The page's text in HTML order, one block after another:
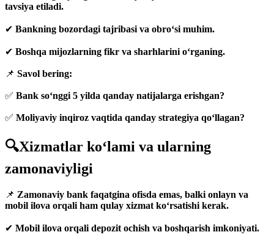
tavsiya etiladi.
✔ Bankning bozordagi tajribasi va obro‘si muhim.
✔ Boshqa mijozlarning fikr va sharhlarini o‘rganing.
📌 Savol bering:
✅ Bank so‘nggi 5 yilda qanday natijalarga erishgan?
✅ Moliyaviy inqiroz vaqtida qanday strategiya qo‘llagan?
🔍Xizmatlar ko‘lami va ularning
zamonaviyligi
📌 Zamonaviy bank faqatgina ofisda emas, balki onlayn va
mobil ilova orqali ham qulay xizmat ko‘rsatishi kerak.
✔ Mobil ilova orqali depozit ochish va boshqarish imkoniyati.